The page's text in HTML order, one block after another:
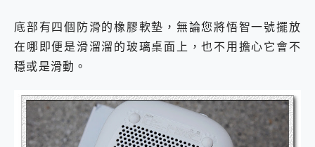
底部有四個防滑的橡膠軟墊，無論您將悟智一號擺放
在哪即便是滑溜溜的玻璃桌面上，也不用擔心它會不
穩或是滑動。